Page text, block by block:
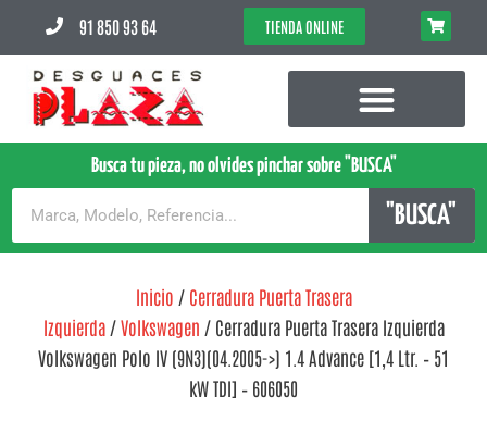
91 850 93 64 TIENDA ONLINE
Busca tu pieza, no olvides pinchar sobre "BUSCA"
"BUSCA"
Inicio / Cerradura Puerta Trasera
Izquierda/Volkswagen / Cerradura Puerta Trasera Izquierda
Volkswagen Polo IV (9N3)(04.2005->) 1.4 Advance [1,4 Ltr. – 51
kW TDI] – 606050